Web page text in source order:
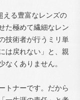
える豊富なレンズの
た極めて繊細なレン
技術者が行うミリ単
は戻れない」と、親
なくありません。
トナーです。だから